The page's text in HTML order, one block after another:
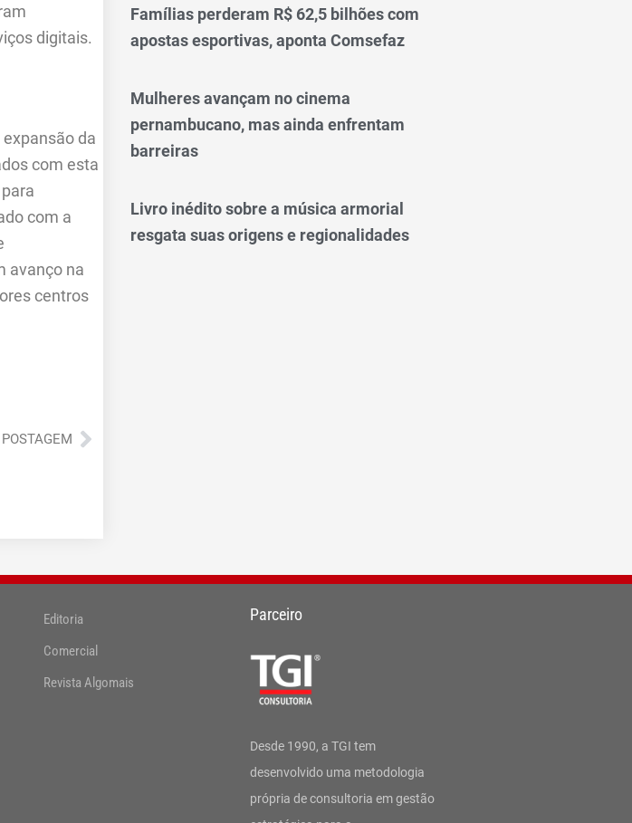
digitais.
da
com esta
com a
avanço na
centros
Próximo
Famílias perderam R$ 62,5 bilhões com
apostas esportivas, aponta Comsefaz
Mulheres avançam no cinema
pernambucano, mas ainda enfrentam
barreiras
Livro inédito sobre a música armorial
resgata suas origens e regionalidades
Editoria
Comercial
Revista Algomais
Parceiro
Desde 1990, a TGI tem
desenvolvido uma metodologia
própria de consultoria em gestão